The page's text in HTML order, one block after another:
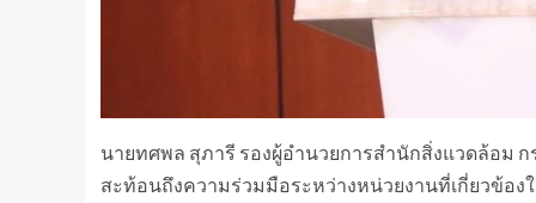
นายทศพล สุภารี รองผู้อํานวยการสํานักสิ่งแวดล้อม
สะท้อนถึงความร่วมมือระหว่างหน่วยงานที่เกี่ยวข้อ